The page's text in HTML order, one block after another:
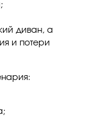
диван, а
и потери